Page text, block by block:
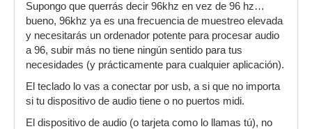
Supongo que querrás decir 96khz en vez de 96 hz…
bueno, 96khz ya es una frecuencia de muestreo elevada
y necesitarás un ordenador potente para procesar audio
a 96, subir más no tiene ningún sentido para tus
necesidades (y prácticamente para cualquier aplicación).
El teclado lo vas a conectar por usb, a si que no importa
si tu dispositivo de audio tiene o no puertos midi.
El dispositivo de audio (o tarjeta como lo llamas tú), no